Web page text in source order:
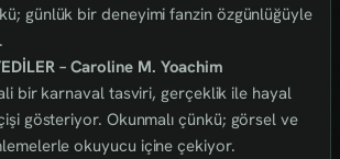
günlük bir deneyimi fanzin özgünlüğüyle
– Caroline M. Yoachim
bir karnaval tasviri, gerçeklik ile hayal
gösteriyor. Okunmalı çünkü; görsel ve
okuyucu içine çekiyor.